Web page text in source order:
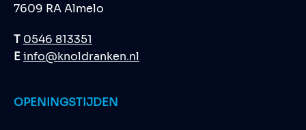
7609 RA Almelo
T 0546 813351
Einfo@knoldranken.nl
OPENINGSTIJDEN